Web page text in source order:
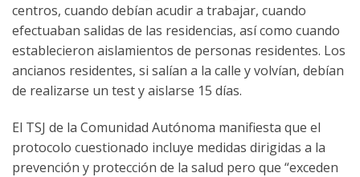
centros, cuando debían acudir a trabajar, cuando
efectuaban salidas de las residencias, así como cuando
establecieron aislamientos de personas residentes. Los
ancianos residentes, si salían a la calle y volvían, debían
de realizarse un test y aislarse 15 días.
El TSJ de la Comunidad Autónoma manifiesta que el
protocolo cuestionado incluye medidas dirigidas a la
prevención y protección de la salud pero que “exceden